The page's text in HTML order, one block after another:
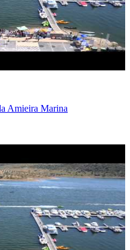
Amieira Marina